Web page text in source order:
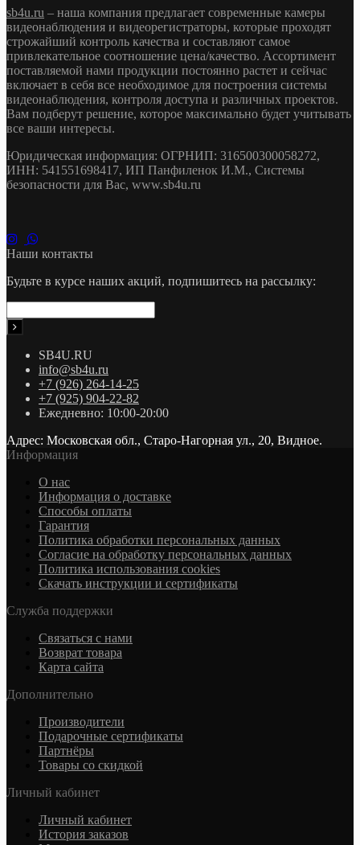
sb4u.ru – наша компания предлагает современные камеры
видеонаблюдения и видеорегистраторы, которые проходят
строжайший контроль качества и составляют самое
привлекательное соотношение цена/качество. Ассортимент
поставляемой нами продукции постоянно растет и сейчас
включает в себя все необходимое для построения системы
видеонаблюдения, контроля доступа и различных проектов.
Вам подберут решение, которое максимально будет учитывать
все ваши интересы.
Юридическая информация: ОГРНИП: 316500300058272,
ИНН: 541551698417, ИП Панфиленок И.М., Системы
безопасности для Вас, www.sb4u.ru
Наши контакты
Будьте в курсе наших акций, подпишитесь на рассылку:
SB4U.RU
info@sb4u.ru
+7 (926) 264-14-25
+7 (925) 904-22-82
Ежедневно: 10:00-20:00
Адрес: Московская обл., Старо-Нагорная ул., 20, Видное.
Информация
О нас
Информация о доставке
Cпособы оплаты
Гарантия
Политика обработки персональных данных
Согласие на обработку персональных данных
Политика использования cookies
Скачать инструкции и сертификаты
Служба поддержки
Связаться с нами
Возврат товара
Карта сайта
Дополнительно
Производители
Подарочные сертификаты
Партнёры
Товары со скидкой
Личный кабинет
Личный кабинет
История заказов